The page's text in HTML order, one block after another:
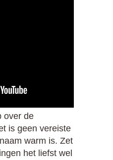
over de
is geen vereiste
warm is. Zet
het liefst wel